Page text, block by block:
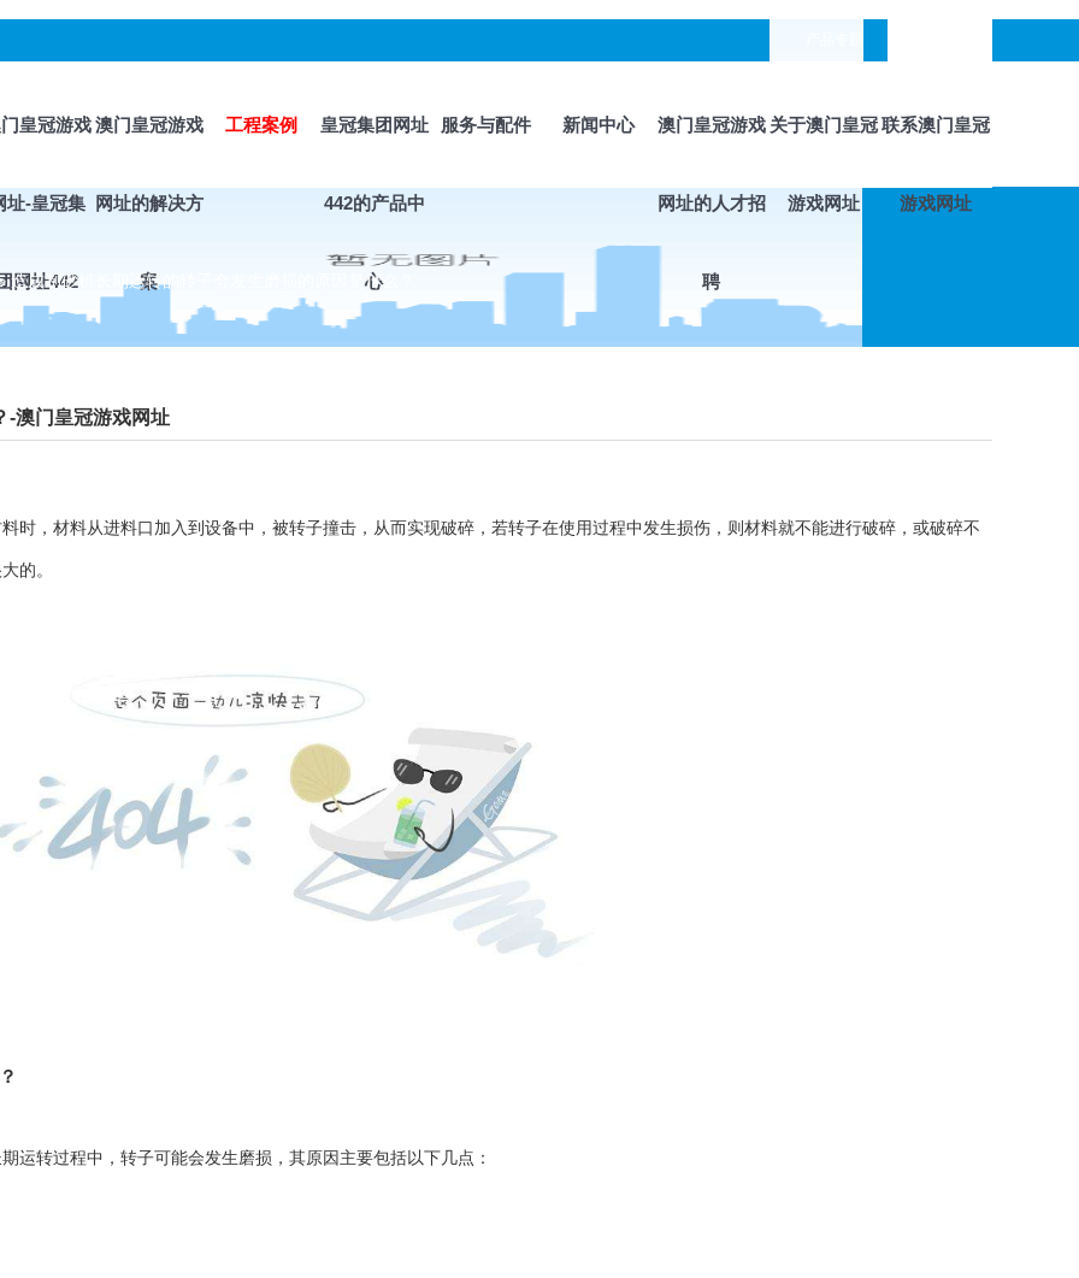
皇冠游戏
址-皇冠集
网址442
澳门皇冠游戏
网址的解决方
案
工程案例 皇冠集团网址
442的产品中
心
服务与配件 新闻中心 澳门皇冠游戏
网址的人才招
聘
关于澳门皇冠
游戏网址
联系澳门皇冠
游戏网址
造成制砂机长期运转的转子会发生磨损的原因是什么？
-澳门皇冠游戏网址
，材料从进料口加入到设备中，被转子撞击，从而实现破碎，若转子在使用过程中发生损伤，则材料就不能进行破碎，或破碎不
的。
转过程中，转子可能会发生磨损，其原因主要包括以下几点：